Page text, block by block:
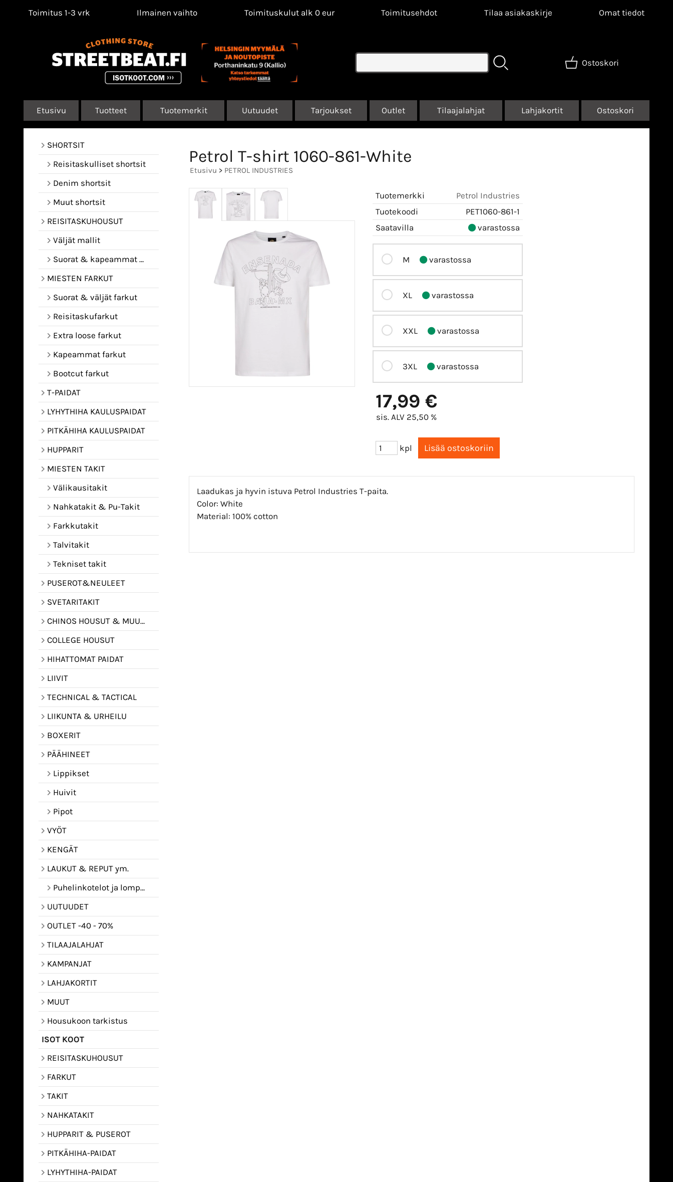
Toimitus 1-3 vrk Ilmainen vaihto Toimituskulut alk 0 eur Toimitusehdot Tilaa asiakaskirje Omat tiedot
Ostoskori
Etusivu Tuotteet Tuotemerkit Uutuudet Tarjoukset Outlet Tilaajalahjat Lahjakortit Ostoskori
SHORTSIT
Reisitaskulliset shortsit
Denim shortsit
Muut shortsit
REISITASKUHOUSUT
Väljät mallit
Suorat & kapeammat mallit
MIESTEN FARKUT
Suorat & väljät farkut
Reisitaskufarkut
Extra loose farkut
Kapeammat farkut
Bootcut farkut
T-PAIDAT
LYHYTHIHA KAULUSPAIDAT
PITKÄHIHA KAULUSPAIDAT
HUPPARIT
MIESTEN TAKIT
Välikausitakit
Nahkatakit & Pu-Takit
Farkkutakit
Talvitakit
Tekniset takit
PUSEROT&NEULEET
SVETARITAKIT
CHINOS HOUSUT & MUUT HOUSUT
COLLEGE HOUSUT
HIHATTOMAT PAIDAT
LIIVIT
TECHNICAL & TACTICAL
LIIKUNTA & URHEILU
BOXERIT
PÄÄHINEET
Lippikset
Huivit
Pipot
VYÖT
KENGÄT
LAUKUT & REPUT ym.
Puhelinkotelot ja lompakot
UUTUUDET
OUTLET -40 - 70%
TILAAJALAHJAT
KAMPANJAT
LAHJAKORTIT
MUUT
Housukoon tarkistus
ISOT KOOT
REISITASKUHOUSUT
FARKUT
TAKIT
NAHKATAKIT
HUPPARIT & PUSEROT
PITKÄHIHA-PAIDAT
LYHYTHIHA-PAIDAT
Petrol T-shirt 1060-861-White
Etusivu > PETROL INDUSTRIES
Tuotemerkki
Petrol Industries
Tuotekoodi
PET1060-861-1
Saatavilla
varastossa
M varastossa
XL varastossa
XXL varastossa
3XL varastossa
17,99 €
sis. ALV 25,50 %
kpl
Laadukas ja hyvin istuva Petrol Industries T-paita.
Color: White
Material: 100% cotton